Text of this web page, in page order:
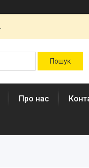
Про нас